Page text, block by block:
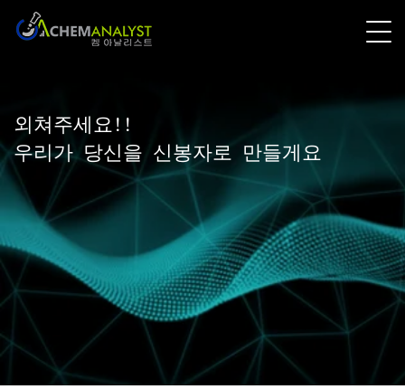
외쳐주세요!!
우리가 당신을 신봉자로 만들게요